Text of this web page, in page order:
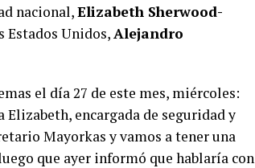
nacional,Elizabeth Sherwood-
Estados Unidos,Alejandro
el día 27 de este mes, miércoles:
encargada de seguridad y
Mayorkas y vamos a tener una
que ayer informó que hablaría con